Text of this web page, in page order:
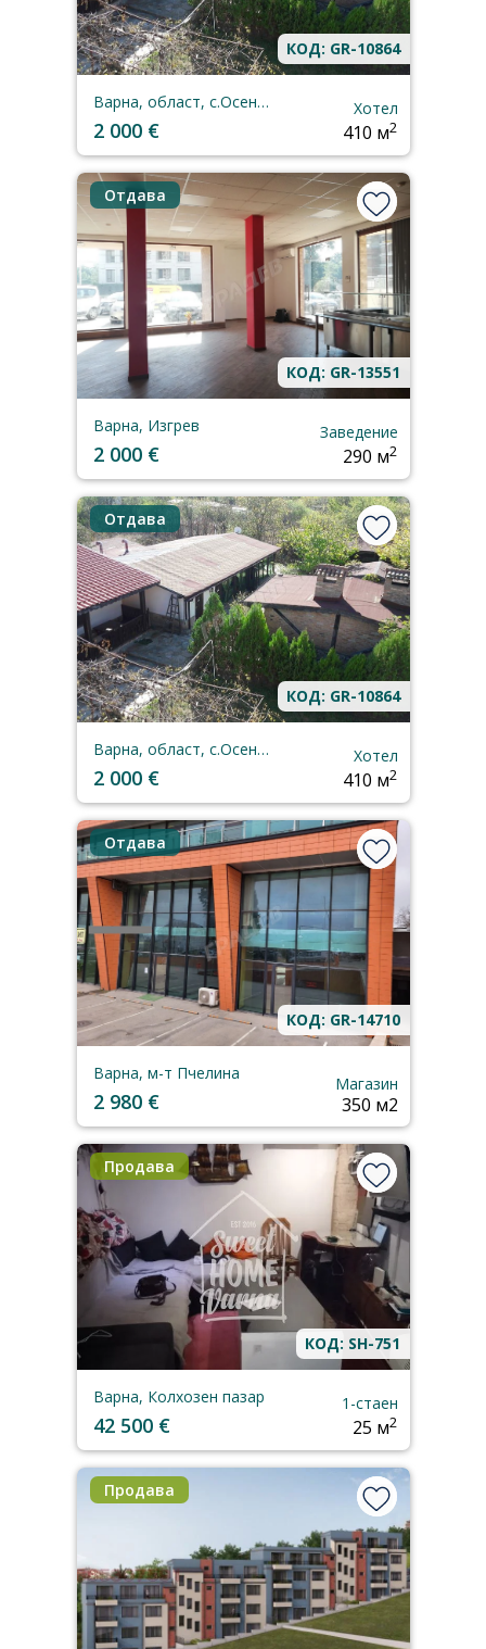
КОД: GR-10864
Варна, област, с.Осеново
2 000 €
Хотел
410 м2
Отдава
КОД: GR-13551
Варна, Изгрев
2 000 €
Заведение
290 м2
Отдава
КОД: GR-10864
Варна, област, с.Осеново
2 000 €
Хотел
410 м2
Отдава
КОД: GR-14710
Варна, м-т Пчелина
2 980 €
Магазин
350 м2
Продава
КОД: SH-751
Варна, Колхозен пазар
42 500 €
1-стаен
25 м2
Продава